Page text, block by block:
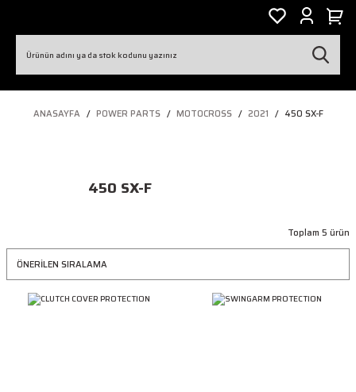
ANASAYFA POWER PARTS MOTOCROSS 2021 450 SX-F
450 SX-F
Toplam 5 ürün